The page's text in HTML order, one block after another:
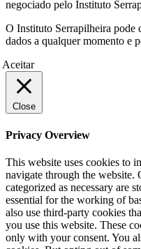
negociado pelo Instituto
O Instituto Serrapilheira pode
dados a qualquer momento e
Aceitar
Close
Privacy Overview
This website uses cookies to
navigate through the website.
categorized as necessary are
essential for the working of
also use third-party cookies
you use this website. These
only with your consent. You